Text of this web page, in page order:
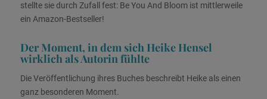
stellte sie durch Zufall fest: Be You And Bloomist mittlerweile
ein Amazon-Bestseller!
Der Moment, in dem sich Heike Hensel
wirklich als Autorin fühlte
Die Veröffentlichung ihres Buches beschreibt Heike als einen
ganz besonderen Moment.